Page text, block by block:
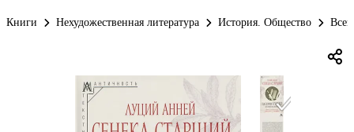
Книги Нехудожественная литература История. Общество